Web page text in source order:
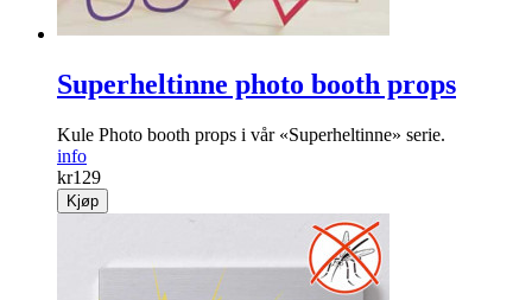
Superheltinne photo booth props
Kule Photo booth props i vår «Superheltinne» serie.
info
kr129
Kjøp